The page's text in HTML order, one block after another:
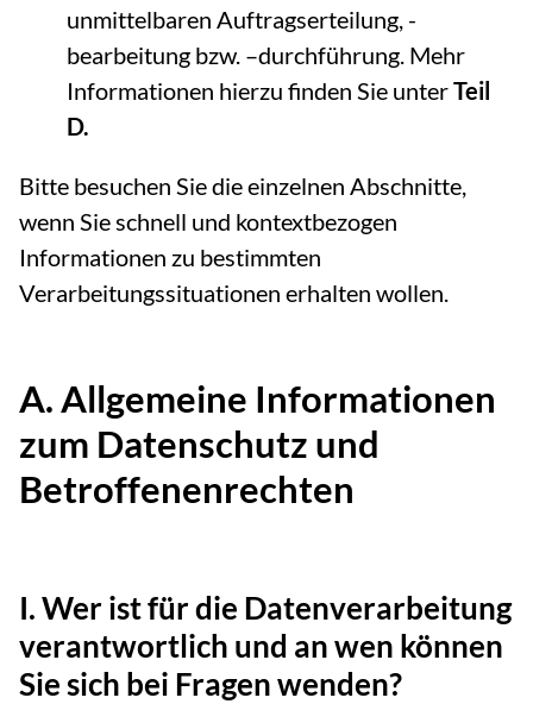
unmittelbaren Auftragserteilung, -
bearbeitung bzw. –durchführung. Mehr
Informationen hierzu finden Sie unterTeil
D.
Bitte besuchen Sie die einzelnen Abschnitte,
wenn Sie schnell und kontextbezogen
Informationen zu bestimmten
Verarbeitungssituationen erhalten wollen.
A. Allgemeine Informationen
zum Datenschutz und
Betroffenenrechten
I. Wer ist für die Datenverarbeitung
verantwortlich und an wen können
Sie sich bei Fragen wenden?